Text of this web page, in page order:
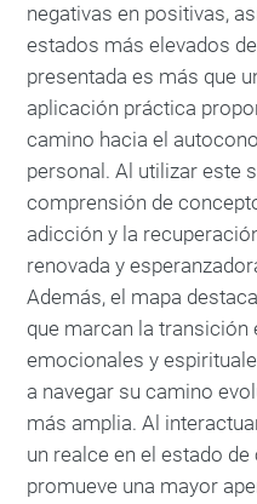
negativas en positivas,
estados más elevados
presentada es más que
aplicación práctica
camino hacia el
personal. Al utilizar este
comprensión de
adicción y la
renovada y
Además, el mapa
que marcan la
emocionales y
a navegar su camino
más amplia. Al
un realce en el estado
promueve una mayor